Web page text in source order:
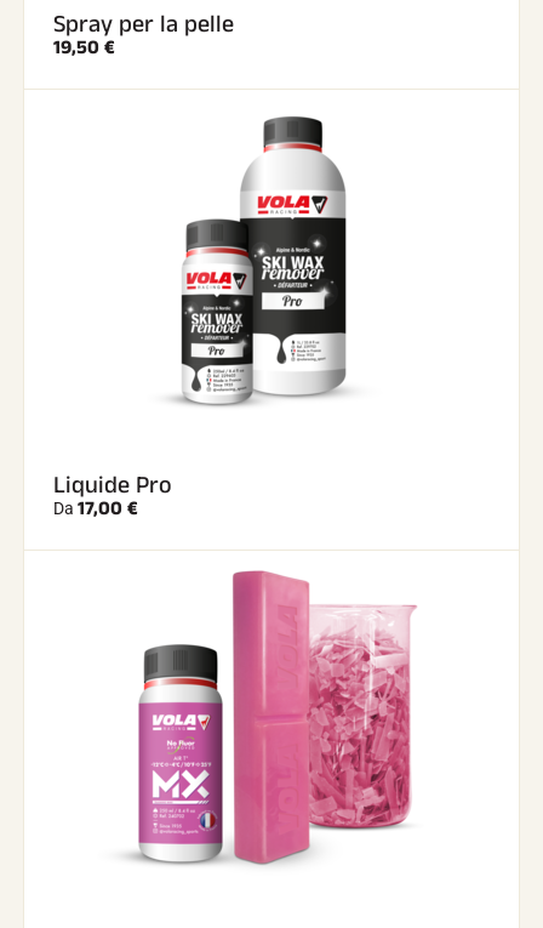
Spray per la pelle
19,50 €
Liquide Pro
Da 17,00 €